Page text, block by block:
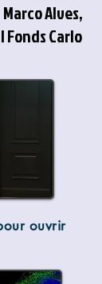
Alves,
Carlo
ouvrir